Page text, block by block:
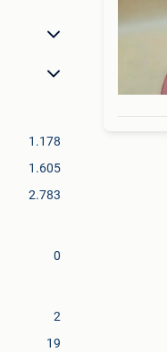
1.178
1.605
2.783
0
2
19